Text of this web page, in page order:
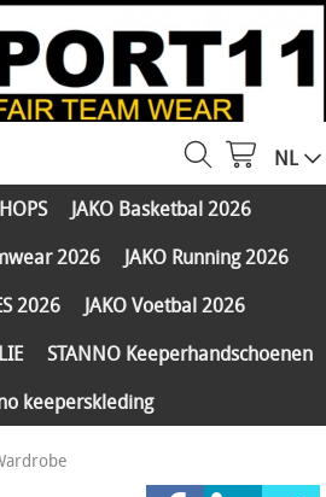
NL
JAKO Basketbal 2026
2026
JAKO Running 2026
2026
JAKO Voetbal 2026
STANNO Keeperhandschoenen
keeperskleding